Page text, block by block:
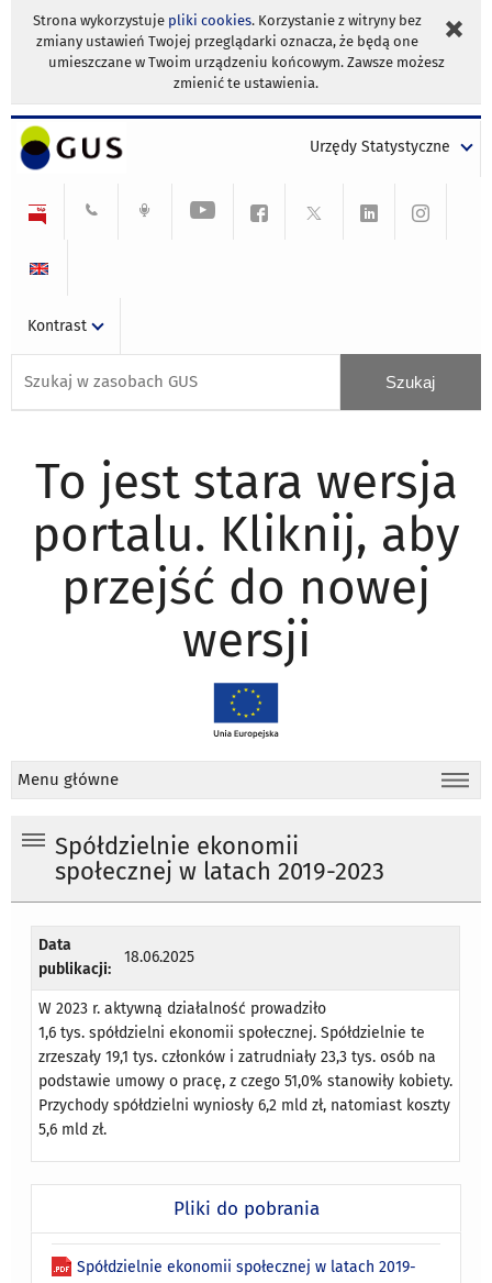
Strona wykorzystuje pliki cookies. Korzystanie z witryny bez
zmiany ustawień Twojej przeglądarki oznacza, że będą one
umieszczane w Twoim urządzeniu końcowym. Zawsze możesz
zmienić te ustawienia.
Urzędy Statystyczne
Kontrast
To jest stara wersja
portalu. Kliknij, aby
przejść do nowej
wersji
Menu główne
Spółdzielnie ekonomii
społecznej w latach 2019-2023
Data
publikacji:
18.06.2025
W 2023 r. aktywną działalność prowadziło
1,6 tys. spółdzielni ekonomii społecznej. Spółdzielnie te
zrzeszały 19,1 tys. członków i zatrudniały 23,3 tys. osób na
podstawie umowy o pracę, z czego 51,0% stanowiły kobiety.
Przychody spółdzielni wyniosły 6,2 mld zł, natomiast koszty
5,6 mld zł.
Pliki do pobrania
Spółdzielnie ekonomii społecznej w latach 2019-